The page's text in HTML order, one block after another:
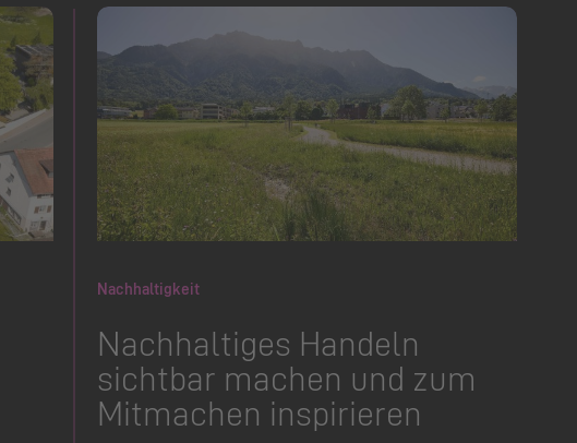
Nachhaltigkeit
Nachhaltiges Handeln
sichtbar machen und zum
Mitmachen inspirieren